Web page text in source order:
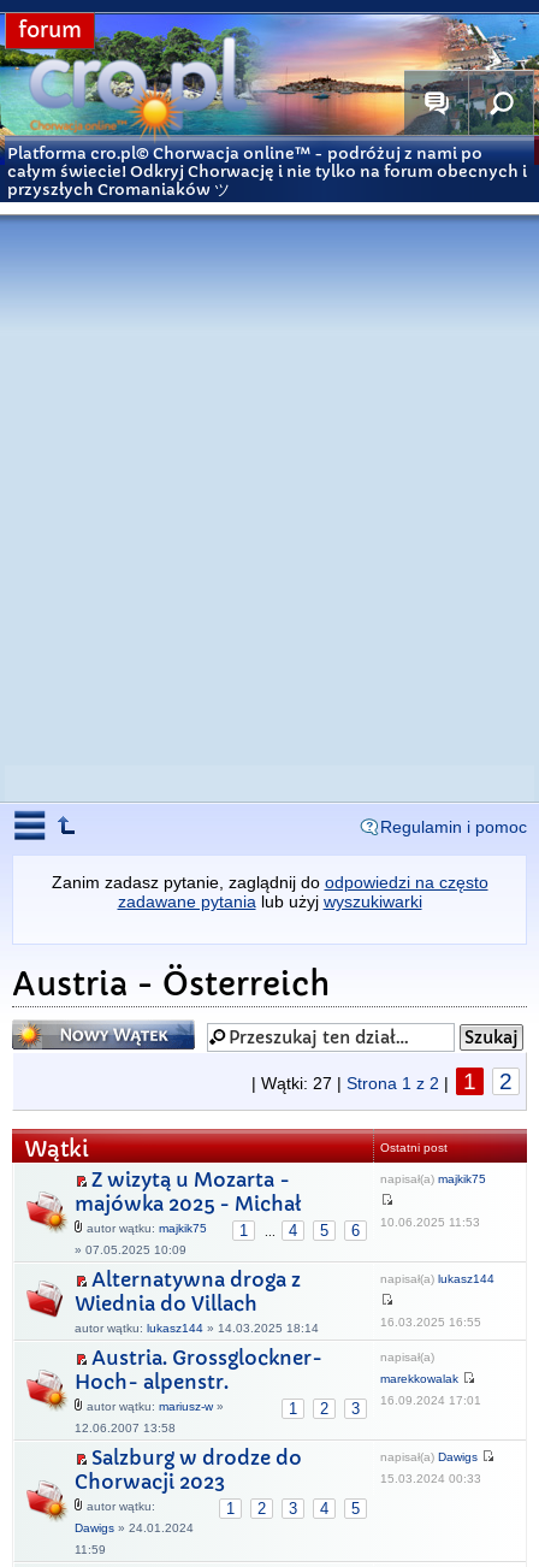
forum
Platforma cro.pl© Chorwacja online™ - podróżuj z nami po
całym świecie! Odkryj Chorwację i nie tylko na forum obecnych i
przyszłych Cromaniaków ツ
Regulamin i pomoc
Zanim zadasz pytanie, zaglądnij do odpowiedzi na często
zadawane pytania lub użyj wyszukiwarki
Austria - Österreich
Napisz wątek
| Wątki: 27 | Strona 1 z 2 | 1 2
Wątki Ostatni post
Z wizytą u Mozarta -
majówka 2025 - Michał
1 4 5 6
autor wątku: majkik75
» 07.05.2025 10:09
napisał(a) majkik75
10.06.2025 11:53
Alternatywna droga z
Wiednia do Villach
autor wątku: lukasz144 » 14.03.2025 18:14
napisał(a) lukasz144
16.03.2025 16:55
Austria. Grossglockner-
Hoch- alpenstr.
1 2 3
autor wątku: mariusz-w»
12.06.2007 13:58
napisał(a)
marekkowalak
16.09.2024 17:01
Salzburg w drodze do
Chorwacji 2023
1 2 3 4 5
autor wątku:
Dawigs » 24.01.2024
11:59
napisał(a) Dawigs
15.03.2024 00:33